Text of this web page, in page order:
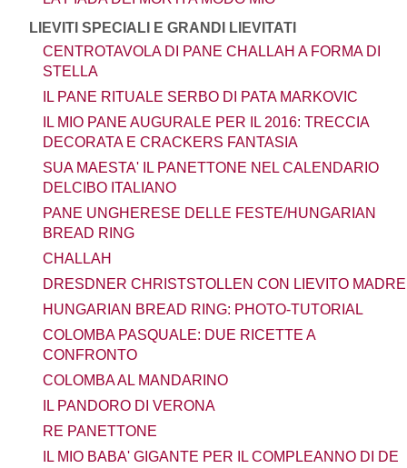
LIEVITI SPECIALI E GRANDI LIEVITATI
CENTROTAVOLA DI PANE CHALLAH A FORMA DI
STELLA
IL PANE RITUALE SERBO DI PATA MARKOVIC
IL MIO PANE AUGURALE PER IL 2016: TRECCIA
DECORATA E CRACKERS FANTASIA
SUA MAESTA' IL PANETTONE NEL CALENDARIO
DELCIBO ITALIANO
PANE UNGHERESE DELLE FESTE/HUNGARIAN
BREAD RING
CHALLAH
DRESDNER CHRISTSTOLLEN CON LIEVITO MADRE
HUNGARIAN BREAD RING: PHOTO-TUTORIAL
COLOMBA PASQUALE: DUE RICETTE A
CONFRONTO
COLOMBA AL MANDARINO
IL PANDORO DI VERONA
RE PANETTONE
IL MIO BABA' GIGANTE PER IL COMPLEANNO DI DE